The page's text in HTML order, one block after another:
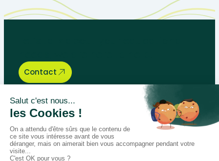
Contact
Bégénat
Level of education
News
Return policy
100% secure payment